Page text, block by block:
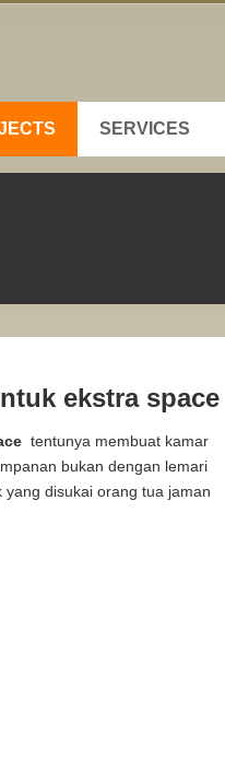
SERVICES
ekstra space
tentunya membuat kamar
bukan dengan lemari
disukai orang tua jaman